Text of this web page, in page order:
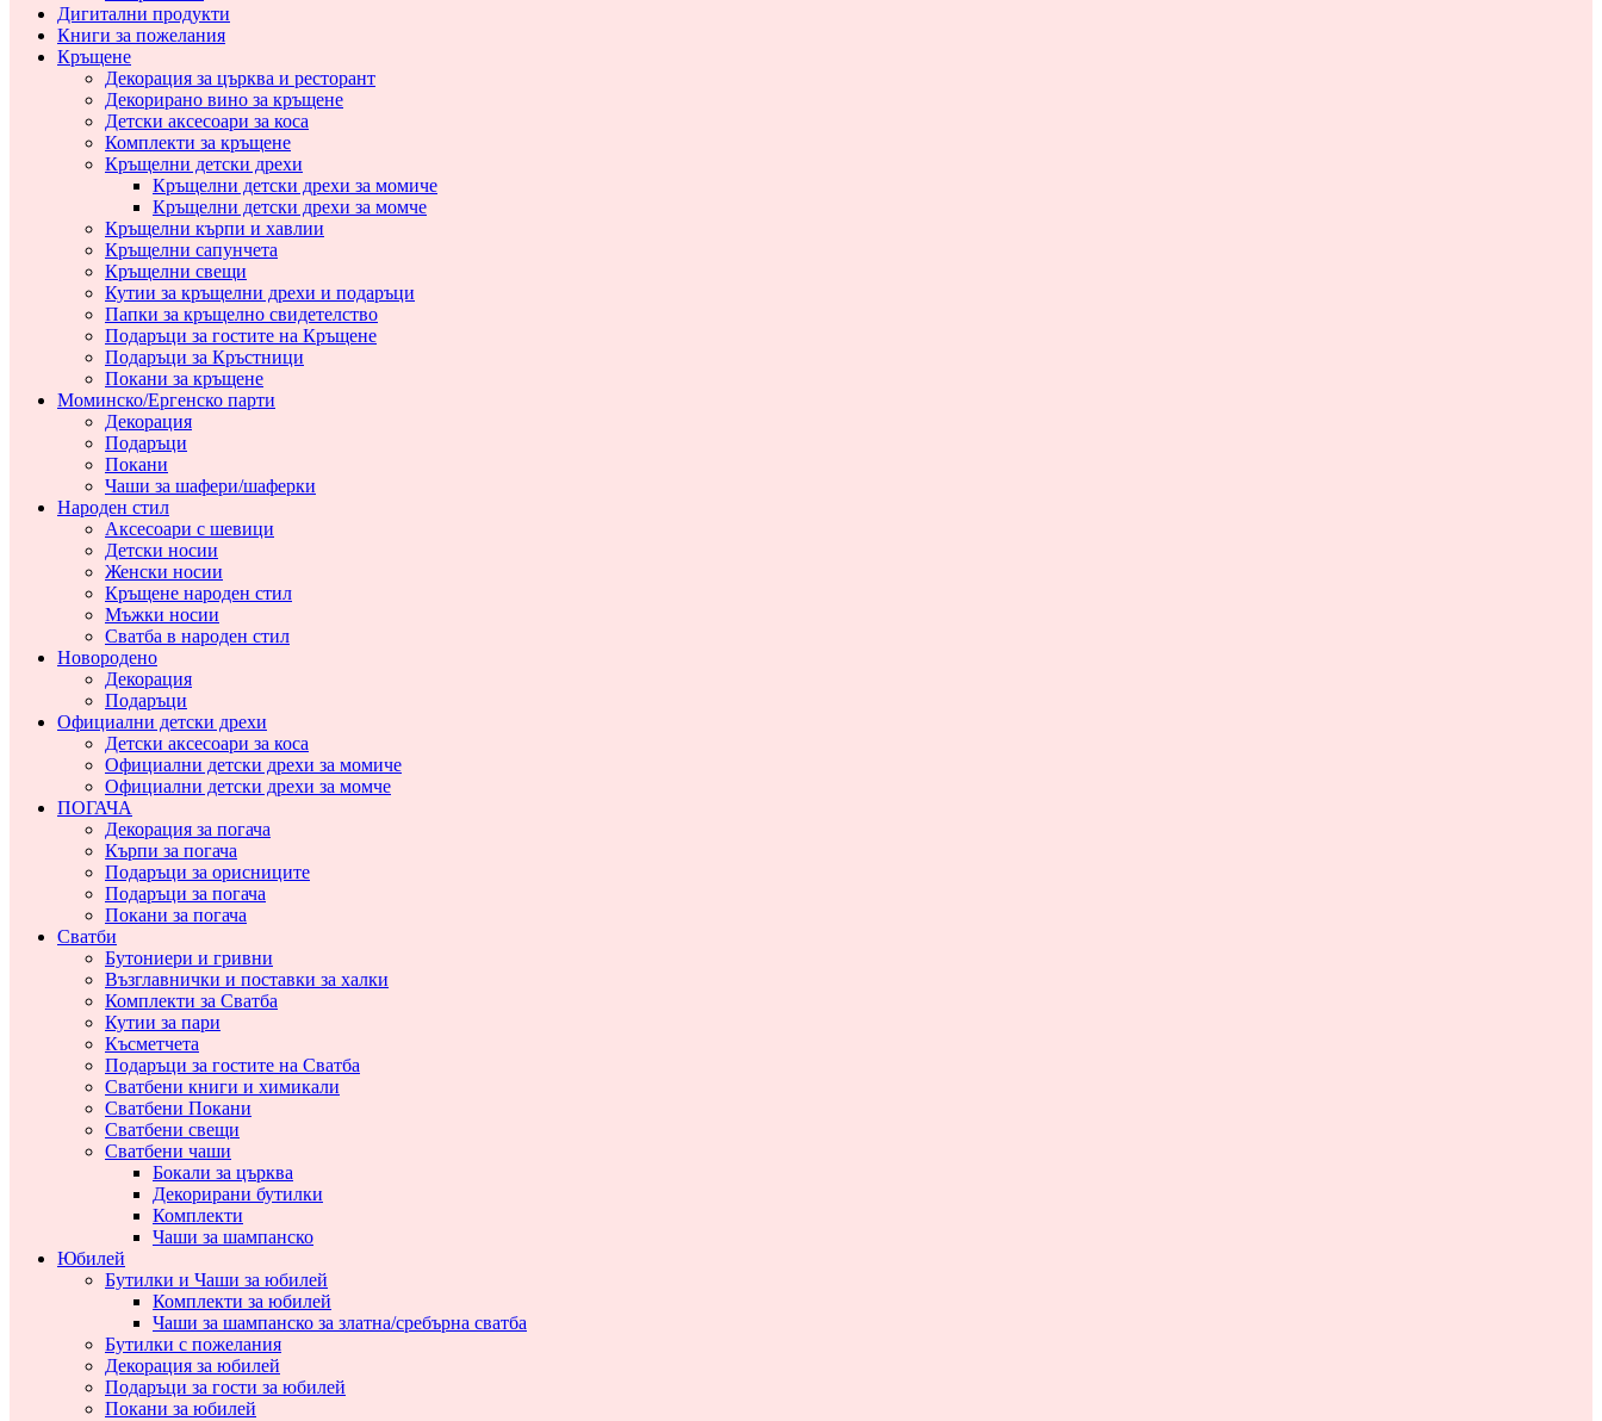
Дигитални продукти
Книги за пожелания
Кръщене
Декорация за църква и ресторант
Декорирано вино за кръщене
Детски аксесоари за коса
Комплекти за кръщене
Кръщелни детски дрехи
Кръщелни детски дрехи за момиче
Кръщелни детски дрехи за момче
Кръщелни кърпи и хавлии
Кръщелни сапунчета
Кръщелни свещи
Кутии за кръщелни дрехи и подаръци
Папки за кръщелно свидетелство
Подаръци за гостите на Кръщене
Подаръци за Кръстници
Покани за кръщене
Моминско/Ергенско парти
Декорация
Подаръци
Покани
Чаши за шафери/шаферки
Народен стил
Аксесоари с шевици
Детски носии
Женски носии
Кръщене народен стил
Мъжки носии
Сватба в народен стил
Новородено
Декорация
Подаръци
Официални детски дрехи
Детски аксесоари за коса
Официални детски дрехи за момиче
Официални детски дрехи за момче
ПОГАЧА
Декорация за погача
Кърпи за погача
Подаръци за орисниците
Подаръци за погача
Покани за погача
Сватби
Бутониери и гривни
Възглавнички и поставки за халки
Комплекти за Сватба
Кутии за пари
Късметчета
Подаръци за гостите на Сватба
Сватбени книги и химикали
Сватбени Покани
Сватбени свещи
Сватбени чаши
Бокали за църква
Декорирани бутилки
Комплекти
Чаши за шампанско
Юбилей
Бутилки и Чаши за юбилей
Комплекти за юбилей
Чаши за шампанско за златна/сребърна сватба
Бутилки с пожелания
Декорация за юбилей
Подаръци за гости за юбилей
Покани за юбилей